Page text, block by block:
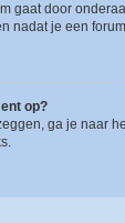
gaat door
nadat je een
op?
ga je naar